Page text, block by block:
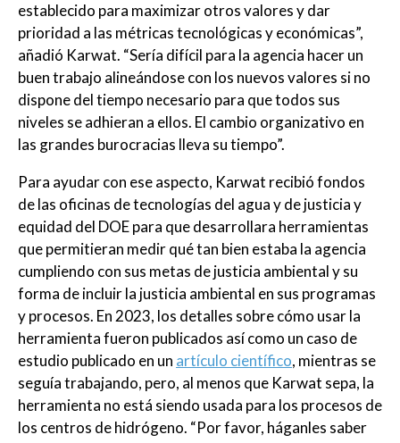
establecido para maximizar otros valores y dar
prioridad a las métricas tecnológicas y económicas”,
añadió Karwat. “Sería difícil para la agencia hacer un
buen trabajo alineándose con los nuevos valores si no
dispone del tiempo necesario para que todos sus
niveles se adhieran a ellos. El cambio organizativo en
las grandes burocracias lleva su tiempo”.
Para ayudar con ese aspecto, Karwat recibió fondos
de las oficinas de tecnologías del agua y de justicia y
equidad del DOE para que desarrollara herramientas
que permitieran medir qué tan bien estaba la agencia
cumpliendo con sus metas de justicia ambiental y su
forma de incluir la justicia ambiental en sus programas
y procesos. En 2023, los detalles sobre cómo usar la
herramienta fueron publicados así como un caso de
estudio publicado en un artículo científico, mientras se
seguía trabajando, pero, al menos que Karwat sepa, la
herramienta no está siendo usada para los procesos de
los centros de hidrógeno. “Por favor, háganles saber